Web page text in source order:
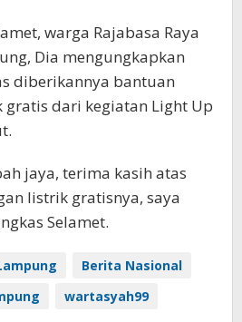
warga Rajabasa Raya
Dia mengungkapkan
diberikannya bantuan
gratis dari kegiatan Light Up
jaya, terima kasih atas
listrik gratisnya, saya
Selamet.
Berita Nasional
wartasyah99